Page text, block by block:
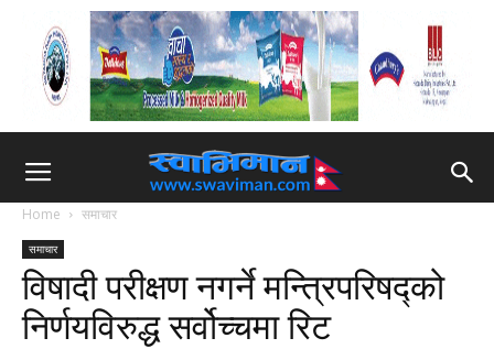
Home समाचार
समाचार
विषादी परीक्षण नगर्ने मन्त्रिपरिषद्को
निर्णयविरुद्ध सर्वोच्चमा रिट